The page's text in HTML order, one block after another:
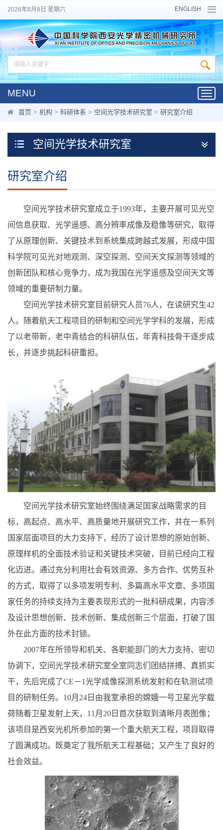
2026年8月8日 星期六 ENGLISH
MENU
首页 > 机构 > 科研体系 > 空间光学技术研究室 > 研究室介绍
空间光学技术研究室
研究室介绍
空间光学技术研究室成立于1993年，主要开展可见光空
间信息获取、光学遥感、高分辨率成像及稳像等研究，取得
了从原理创新、关键技术到系统集成跨越式发展，形成中国
科学院可见光对地观测、深空探测、空间天文探测等领域的
创新团队和核心竞争力，成为我国在光学遥感及空间天文等
领域的重要研制力量。
空间光学技术研究室目前研究人员76人，在读研究生42
人。随着航天工程项目的研制和空间光学学科的发展，形成
了以老带新，老中青结合的科研队伍，年青科技骨干逐步成
长，并逐步挑起科研重担。
空间光学技术研究室始终围绕满足国家战略需求的目
标，高起点、高水平、高质量地开展研究工作，并在一系列
国家层面项目的大力支持下，经历了设计思想的原始创新、
原理样机的全面技术验证和关键技术突破，目前已经向工程
化迈进。通过充分利用社会有效资源、多方合作、优势互补
的方式，取得了以多项发明专利、多篇高水平文章、多项国
家任务的持续支持为主要表现形式的一批科研成果，内容涉
及设计思想创新、技术创新、集成创新三个层面，打破了国
外在此方面的技术封锁。
2007年在所领导和机关、各职能部门的大力支持、密切
协调下，空间光学技术研究室全室同志们团结拼搏、真抓实
干，先后完成了CE－1光学成像探测系统发射和在轨测试项
目的研制任务。10月24日由我室承担的嫦娥一号卫星光学载
荷随着卫星发射上天，11月20日首次获取到清晰月表图像；
该项目是西安光机所参加的第一个重大航天工程，项目取得
了圆满成功。既奠定了我所航天工程基础；又产生了良好的
社会效益。